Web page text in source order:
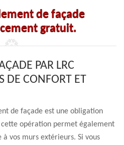
de façade
gratuit.
PAR LRC
DE CONFORT ET
de façade est une obligation
opération permet également
à vos murs extérieurs. Si vous